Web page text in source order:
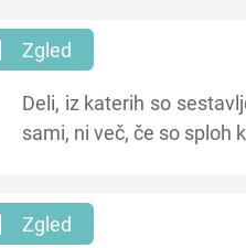
Zgled
Deli, iz katerih so
sami, ni več, če so sploh
Zgled